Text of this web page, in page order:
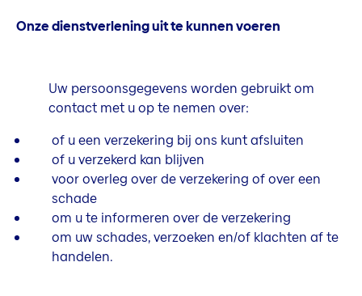
Onze dienstverlening uit te kunnen voeren
Uw persoonsgegevens worden gebruikt om
contact met u op te nemen over:
of u een verzekering bij ons kunt afsluiten
of u verzekerd kan blijven
voor overleg over de verzekering of over een
schade
om u te informeren over de verzekering
om uw schades, verzoeken en/of klachten af te
handelen.